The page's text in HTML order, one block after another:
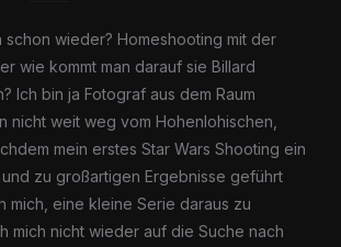
schon wieder? Homeshooting mit der
wie kommt man darauf sie Billard
Ich bin ja Fotograf aus dem Raum
nicht weit weg vom Hohenlohischen,
mein erstes Star Wars Shooting ein
zu großartigen Ergebnisse geführt
mich, eine kleine Serie daraus zu
mich nicht wieder auf die Suche nach